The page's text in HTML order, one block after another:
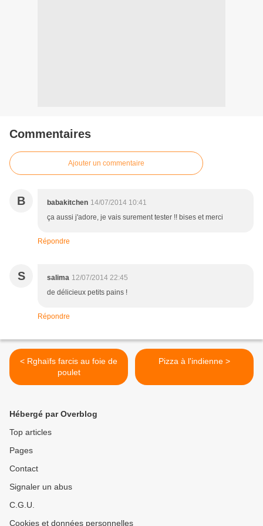
Commentaires
Ajouter un commentaire
B babakitchen 14/07/2014 10:41
ça aussi j'adore, je vais surement tester !! bises et merci
Répondre
S salima 12/07/2014 22:45
de délicieux petits pains !
Répondre
< Rghaïfs farcis au foie de
poulet
Pizza à l'indienne >
Hébergé par Overblog
Top articles
Pages
Contact
Signaler un abus
C.G.U.
Cookies et données personnelles